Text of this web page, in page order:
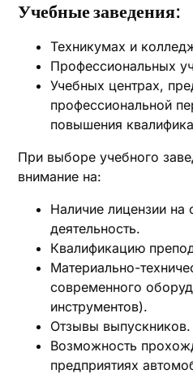
Учебные заведения:
Техникумах и
Профессиональных
Учебных центрах,
профессиональной
повышения
При выборе учебного
внимание на:
Наличие лицензии на
деятельность.
Квалификацию
Материально-
современного
инструментов).
Отзывы выпускников.
Возможность
предприятиях